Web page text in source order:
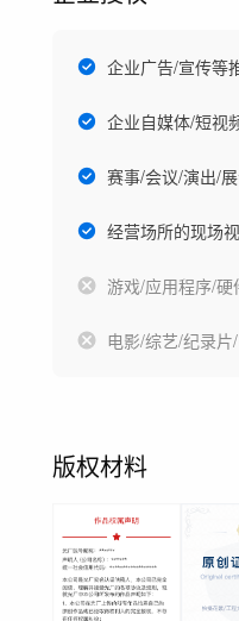
企业广告/宣传等
企业自媒体/短视
赛事/会议/演出/
经营场所的现场
游戏/应用程序/
电影/综艺/纪录
版权材料